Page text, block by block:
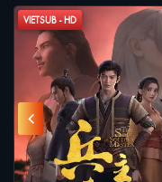
VIETSUB - HD